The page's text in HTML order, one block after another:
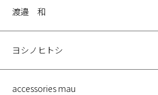
渡邉 和
ヨシノヒトシ
accessories mau